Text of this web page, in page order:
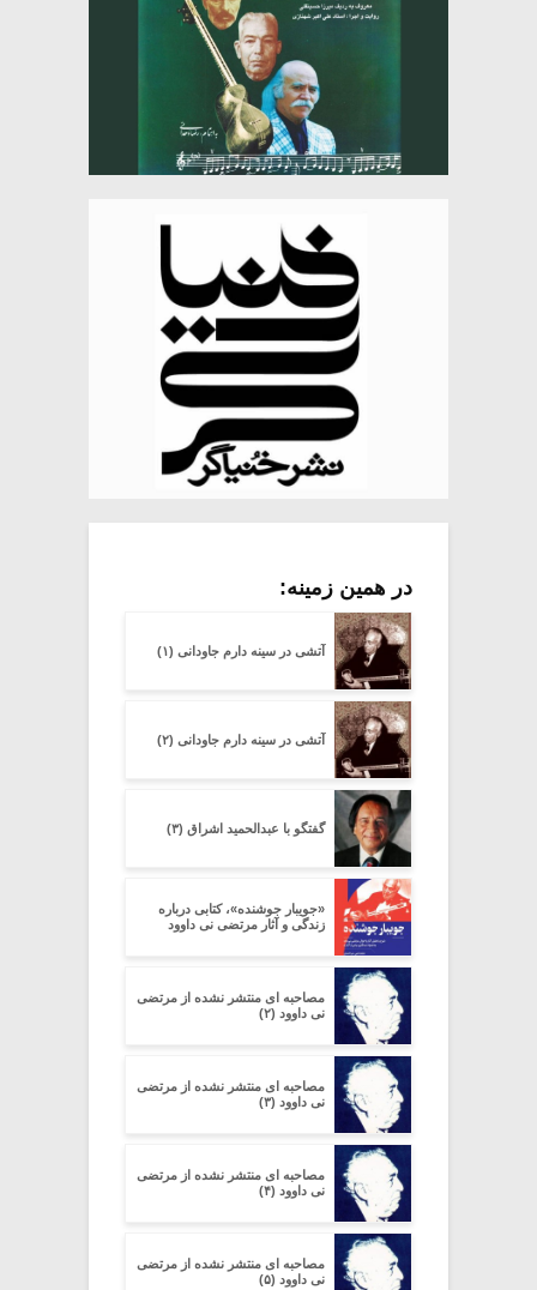
در همین زمینه:
آتشی در سینه دارم جاودانی (۱)
آتشی در سینه دارم جاودانی (۲)
گفتگو با عبدالحمید اشراق (۳)
«جویبار جوشنده»، کتابی درباره
زندگی و آثار مرتضی نی داوود
مصاحبه ای منتشر نشده از مرتضی
نی داوود (۲)
مصاحبه ای منتشر نشده از مرتضی
نی داوود (۳)
مصاحبه ای منتشر نشده از مرتضی
نی داوود (۴)
مصاحبه ای منتشر نشده از مرتضی
نی داوود (۵)